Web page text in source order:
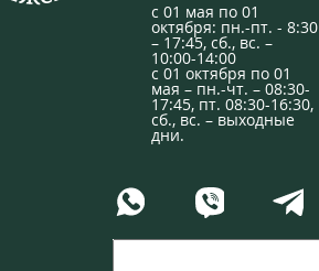
с 01 мая по 01
октября: пн.-пт. - 8:30
– 17:45, сб., вс. –
10:00-14:00
с 01 октября по 01
мая – пн.-чт. – 08:30-
17:45, пт. 08:30-16:30,
сб., вс. – выходные
дни.